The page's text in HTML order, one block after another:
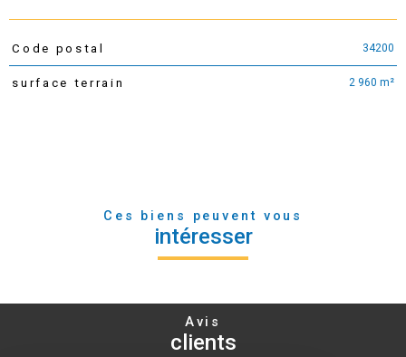
TRAD_PAMPERO_Caracteristique
Code postal 34200
surface terrain 2 960 m²
Ces biens peuvent vous
intéresser
Avis
clients